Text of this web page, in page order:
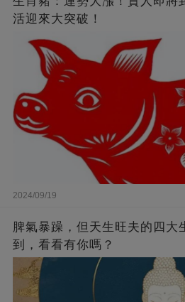
活迎來大突破！
2024/09/19
脾氣暴躁，但天生旺夫的四大
到，看看有你嗎？